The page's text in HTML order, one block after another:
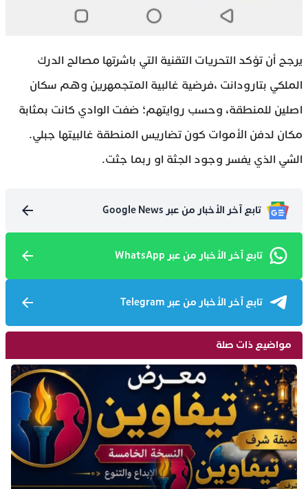
يرجح أن تؤكد التحريات التقنية التي باشرتها مصالح الدرك
الملكي بتارودانت ،فرضية غالبية المتجمهرين وهم سكان
اصلين للمنطقة، وحسب روايتهم؛ ضفت الوادي كانت بمثابة
مكان لدفن الأموات كون تضاريس المنطقة غالبيتها جبلي.
الشي الذي يفسر وجود الجثة او ربما جثت.
تابع آخر الأخبار من عبر Google News
تابع آخر الأخبار من عبر WhatsApp
تابع آخر الأخبار من عبر Telegram
مواضيع ذات صلة